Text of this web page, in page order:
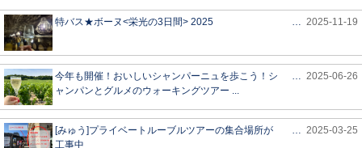
特バス★ボーヌ<栄光の3日間> 2025 … 2025-11-19
今年も開催！おいしいシャンパーニュを歩こう！シ
ャンパンとグルメのウォーキングツアー ...
… 2025-06-26
[みゅう]プライベートルーブルツアーの集合場所が
工事中
… 2025-03-25